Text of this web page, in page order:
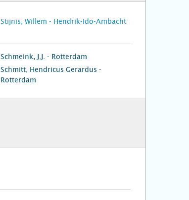
Stijnis, Willem - Hendrik-Ido-Ambacht
Schmeink, J.J. - Rotterdam
Schmitt, Hendricus Gerardus -
Rotterdam